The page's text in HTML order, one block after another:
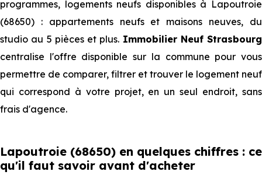
programmes, logements neufs disponibles à Lapoutroie
(68650) : appartements neufs et maisons neuves, du
studio au 5 pièces et plus. Immobilier Neuf Strasbourg
centralise l'offre disponible sur la commune pour vous
permettre de comparer, filtrer et trouver le logement neuf
qui correspond à votre projet, en un seul endroit, sans
frais d'agence.
Lapoutroie (68650) en quelques chiffres : ce
qu'il faut savoir avant d'acheter